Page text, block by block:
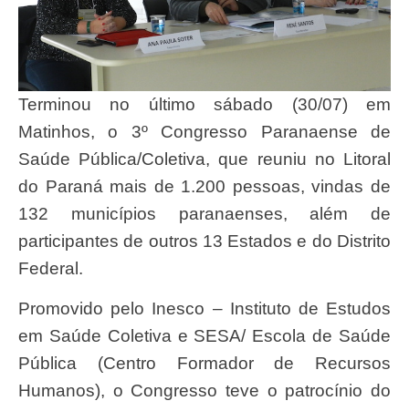
Terminou no último sábado (30/07) em
Matinhos, o 3º Congresso Paranaense de
Saúde Pública/Coletiva, que reuniu no Litoral
do Paraná mais de 1.200 pessoas, vindas de
132 municípios paranaenses, além de
participantes de outros 13 Estados e do Distrito
Federal.
Promovido pelo Inesco – Instituto de Estudos
em Saúde Coletiva e SESA/ Escola de Saúde
Pública (Centro Formador de Recursos
Humanos), o Congresso teve o patrocínio do